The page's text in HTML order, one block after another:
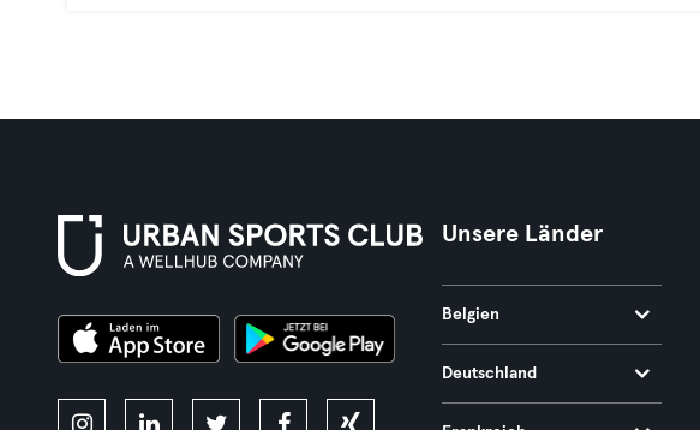
Unsere Länder
Belgien
Deutschland